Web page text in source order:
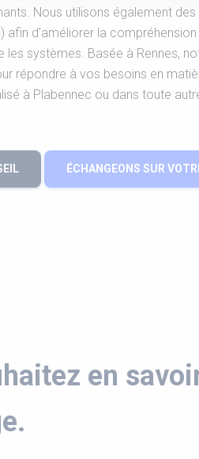
Nous utilisons également
afin d'améliorer la compréhension
les systèmes. Basée à Rennes,
répondre à vos besoins en
à Plabennec ou dans toute
ÉCHANGEONS SUR
en